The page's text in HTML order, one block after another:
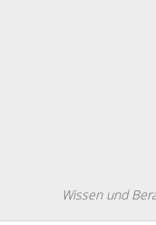
Wissen und